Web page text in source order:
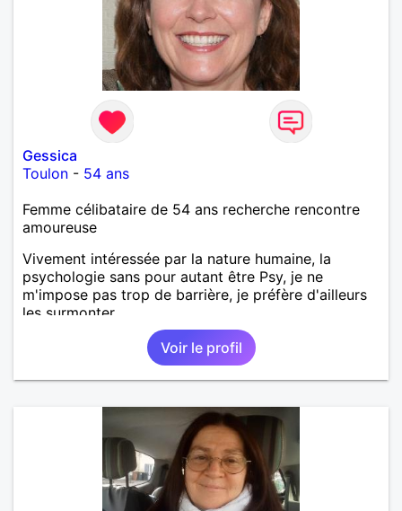
Gessica
Toulon - 54 ans
Femme célibataire de 54 ans recherche rencontre
amoureuse
Vivement intéressée par la nature humaine, la
psychologie sans pour autant être Psy, je ne
m'impose pas trop de barrière, je préfère d'ailleurs
les surmonter.
Voir le profil